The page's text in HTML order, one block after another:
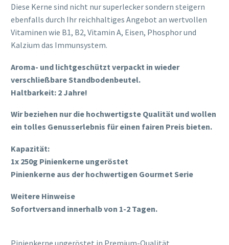
Diese Kerne sind nicht nur superlecker sondern steigern
ebenfalls durch Ihr reichhaltiges Angebot an wertvollen
Vitaminen wie B1, B2, Vitamin A, Eisen, Phosphor und
Kalzium das Immunsystem.
Aroma- und lichtgeschützt verpackt in wieder
verschließbare Standbodenbeutel.
Haltbarkeit: 2 Jahre!
Wir beziehen nur die hochwertigste Qualität und wollen
ein tolles Genusserlebnis für einen fairen Preis bieten.
Kapazität:
1x 250g Pinienkerne ungeröstet
Pinienkerne aus der hochwertigen Gourmet Serie
Weitere Hinweise
Sofortversand innerhalb von 1-2 Tagen.